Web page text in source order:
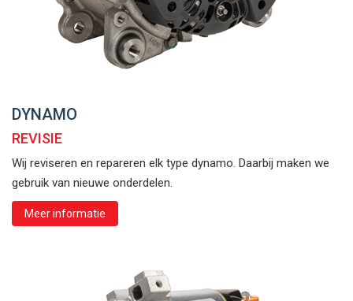
DYNAMO
REVISIE
Wij reviseren en repareren elk type dynamo. Daarbij maken we
gebruik van nieuwe onderdelen.
Meer informatie